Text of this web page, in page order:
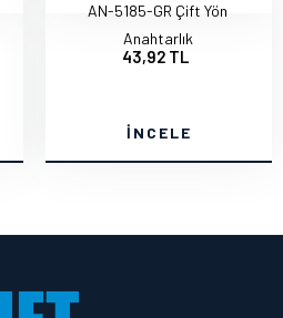
AN-5185-GR Çift Yön
Anahtarlık
43,92 TL
İNCELE